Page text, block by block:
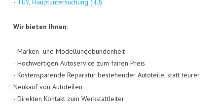
- TÜV, Haupt­un­ter­su­chung (HU)
Wir bie­ten Ihnen:
- Mar­ken- und Model­lun­ge­bun­den­heit
- Hoch­wer­ti­gen Auto­ser­vice zum fai­ren Preis
- Kos­ten­spa­ren­de Repa­ra­tur bestehen­der Auto­tei­le, statt teu­rer
Neu­kauf von Auto­tei­len
- Direk­ten Kon­takt zum Werk­statt­lei­ter